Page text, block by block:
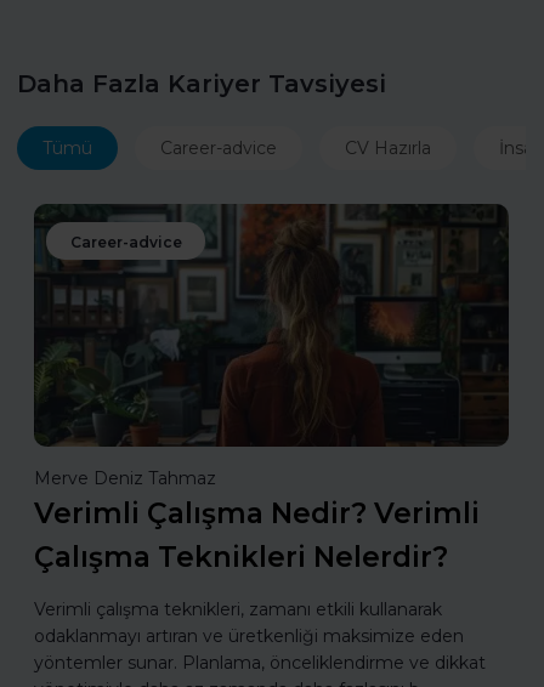
Daha Fazla Kariyer Tavsiyesi
Tümü Career-advice CV Hazırla
Career-advice
Merve Deniz Tahmaz
Verimli Çalışma Nedir? Verimli
Çalışma Teknikleri Nelerdir?
Verimli çalışma teknikleri, zamanı etkili kullanarak
odaklanmayı artıran ve üretkenliği maksimize eden
yöntemler sunar. Planlama, önceliklendirme ve dikkat